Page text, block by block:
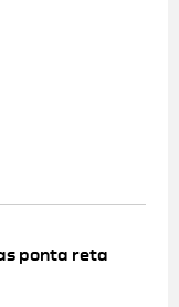
ponta reta